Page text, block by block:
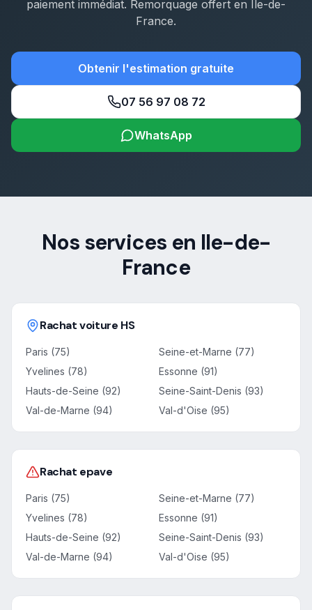
paiement immédiat. Remorquage offert en Île-de-
France.
Obtenir l'estimation gratuite
07 56 97 08 72
WhatsApp
Nos services en Ile-de-
France
Rachat voiture HS
Paris (75)
Seine-et-Marne (77)
Yvelines (78)
Essonne (91)
Hauts-de-Seine (92)
Seine-Saint-Denis (93)
Val-de-Marne (94)
Val-d'Oise (95)
Rachat epave
Paris (75)
Seine-et-Marne (77)
Yvelines (78)
Essonne (91)
Hauts-de-Seine (92)
Seine-Saint-Denis (93)
Val-de-Marne (94)
Val-d'Oise (95)